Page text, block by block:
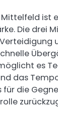
ist
Die drei
es
das
für die